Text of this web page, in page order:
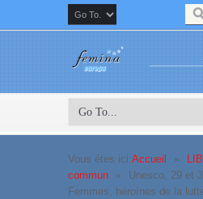
Vous êtes ici:Accueil »
commun
»
Unesco, 29 et
Femmes, héroïnes de la